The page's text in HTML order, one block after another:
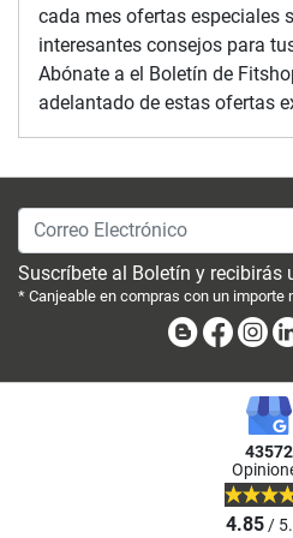
cada mes ofertas especiales
interesantes consejos para
Abónate a el Boletín de
adelantado de estas ofertas
Correo Electrónico
Suscríbete al Boletín y recibirás
* Canjeable en compras con un importe
Blog
43572
4.85/